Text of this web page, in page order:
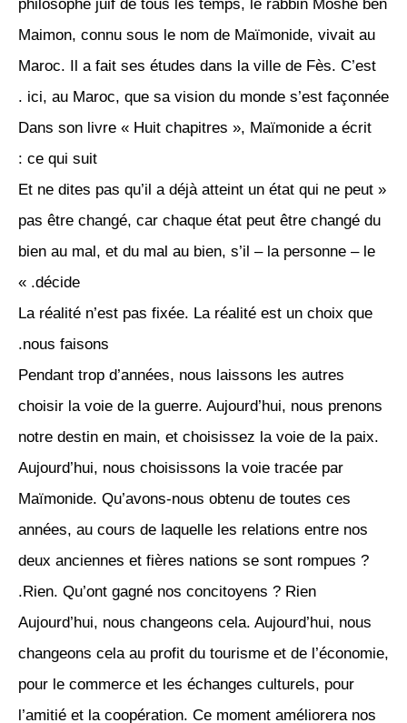
philosophe juif de tous les temps, le rabbin Moshe ben
Maimon, connu sous le nom de Maïmonide, vivait au
Maroc. Il a fait ses études dans la ville de Fès. C’est
ici, au Maroc, que sa vision du monde s’est façonnée .
Dans son livre « Huit chapitres », Maïmonide a écrit
ce qui suit :
« Et ne dites pas qu’il a déjà atteint un état qui ne peut
pas être changé, car chaque état peut être changé du
bien au mal, et du mal au bien, s’il – la personne – le
décide. »
La réalité n’est pas fixée. La réalité est un choix que
nous faisons.
Pendant trop d’années, nous laissons les autres
choisir la voie de la guerre. Aujourd’hui, nous prenons
notre destin en main, et choisissez la voie de la paix.
Aujourd’hui, nous choisissons la voie tracée par
Maïmonide. Qu’avons-nous obtenu de toutes ces
années, au cours de laquelle les relations entre nos
deux anciennes et fières nations se sont rompues ?
Rien. Qu’ont gagné nos concitoyens ? Rien.
Aujourd’hui, nous changeons cela. Aujourd’hui, nous
changeons cela au profit du tourisme et de l’économie,
pour le commerce et les échanges culturels, pour
l’amitié et la coopération. Ce moment améliorera nos